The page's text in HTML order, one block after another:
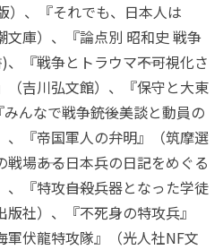
、『それでも、日本人は
文庫）、『論点別 昭和史 戦争
『戦争とトラウマ――不可視化さ
（吉川弘文館）、『保守と大東
んなで戦争――銃後美談と動員の
、『帝国軍人の弁明』（筑摩選
場――ある日本兵の日記をめぐる
『特攻――自殺兵器となった学徒
社）、『不死身の特攻兵』
軍伏龍特攻隊』（光人社NF文